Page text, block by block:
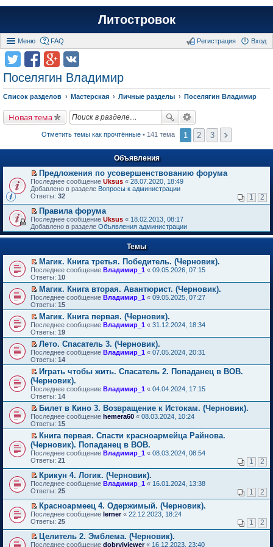
Литостровок
Меню FAQ Вход
Регистрация
Поселягин Владимир
Список разделов Мастерская Личные разделы Поселягин Владимир
Новая тема
Отметить темы как прочтённые • 141 тема 1 2 3
Объявления
П
е
р
й
т
и
к
п
в
о
м
у
н
е
п
р
о
ч
и
т
а
н
н
о
м
у
с
о
о
б
щ
е
н
и
ю
Предложения по усовершенствованию форума
Последнее сообщение Uksus « 28.07.2020, 18:49
Добавлено в разделе Вопросы к администрации
Ответы: 32 1 2
П
е
р
е
т
и
к
п
е
р
в
о
м
у
н
е
п
р
о
ч
и
т
а
н
н
о
м
у
с
о
о
б
щ
н
и
ю
Правила форума
Последнее сообщение Uksus « 18.02.2013, 08:17
Добавлено в разделе Объявления администрации
Темы
П
е
р
е
й
т
и
к
п
е
р
в
о
м
у
н
е
п
р
о
ч
и
т
а
н
н
о
у
с
о
о
б
щ
е
н
и
ю
Магик. Книга третья. Победитель. (Черновик).
Последнее сообщение Владимир_1 « 09.05.2026, 07:15
Ответы: 10
П
е
р
е
й
т
и
к
п
е
р
в
о
м
у
н
е
п
р
о
ч
и
т
а
н
н
о
м
у
с
о
о
б
щ
е
Магик. Книга вторая. Авантюрист. (Черновик).
Последнее сообщение Владимир_1 « 09.05.2025, 07:27
Ответы: 15
П
е
р
е
й
т
и
к
п
е
р
в
о
м
у
н
е
п
р
о
ч
и
т
а
н
н
о
м
у
с
о
Магик. Книга первая. (Черновик).
Последнее сообщение Владимир_1 « 31.12.2024, 18:34
Ответы: 19
П
е
р
е
й
т
и
к
п
е
р
в
о
м
у
н
е
п
р
о
и
т
а
н
н
о
Лето. Спасатель 3. (Черновик).
Последнее сообщение Владимир_1 « 07.05.2024, 20:31
Ответы: 14
П
е
р
е
й
т
и
к
п
е
р
в
м
у
н
е
п
р
о
ч
и
т
Играть чтобы жить. Спасатель 2. Попаданец в ВОВ.
(Черновик).
Последнее сообщение Владимир_1 « 04.04.2024, 17:15
Ответы: 14
П
е
р
е
й
т
и
п
е
р
в
о
м
у
н
е
п
Билет в Кино 3. Возвращение к Истокам. (Черновик).
Последнее сообщение hemera60 « 08.03.2024, 10:24
Ответы: 15
П
е
р
е
й
т
и
к
п
е
р
в
о
м
у
Книга первая. Спасти красноармейца Райнова.
(Черновик). Попаданец в ВОВ.
Последнее сообщение Владимир_1 « 08.03.2024, 08:54
Ответы: 21 1 2
П
е
е
й
т
и
к
п
Крикун 4. Логик. (Черновик).
Последнее сообщение Владимир_1 « 16.01.2024, 13:38
Ответы: 25 1 2
П
е
е
й
Красноармеец 4. Одержимый. (Черновик).
Последнее сообщение lerner« 22.12.2023, 18:24
Ответы: 25 1 2
П
Целитель 2. Эмблема. (Черновик).
Последнее сообщение dobryiviewer« 16.12.2023, 23:40